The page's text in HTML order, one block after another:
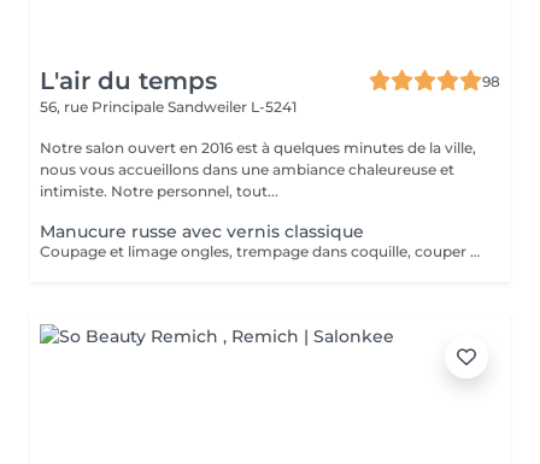
L'air du temps
98
56, rue Principale Sandweiler L-5241
Notre salon ouvert en 2016 est à quelques minutes de la ville,
nous vous accueillons dans une ambiance chaleureuse et
intimiste. Notre personnel, tout...
Manucure russe avec vernis classique
Coupage et limage ongles, trempage dans coquille, couper cuticule avec pince à envie, bloc ponce, sérum, crème. Prévoir plus de temps au salon jusqu'à séchage complet du vernis. La manucure russe vous offrira un rendu absolument parfait. Votre cuticule sera repoussée de manière maximale. La manucure russe convient à tous types d'ongles, même les plus abîmés, car elle va permettre de préparer et renforcer l'ongle et également de l'allonger en repoussant plus haut les cuticules.